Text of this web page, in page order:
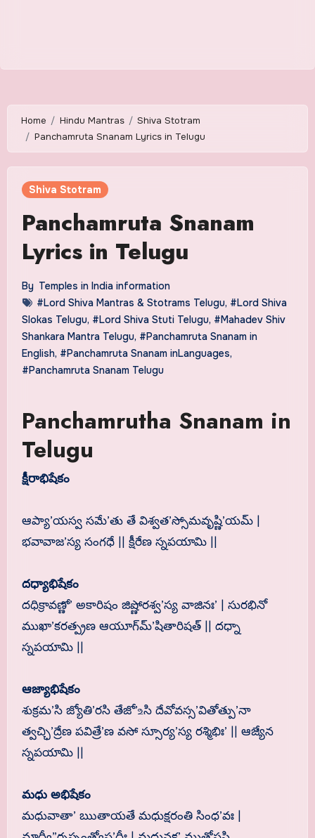
Home Hindu Mantras
Shiva Stotram
Panchamruta Snanam Lyrics in Telugu
Shiva Stotram
Panchamruta Snanam
Lyrics in Telugu
By Temples in India information
#Lord Shiva Mantras & Stotrams Telugu, #Lord Shiva
Slokas Telugu, #Lord Shiva Stuti Telugu, #Mahadev Shiv
Shankara Mantra Telugu, #Panchamruta Snanam in
English, #Panchamruta Snanam inLanguages,
#Panchamruta Snanam Telugu
Panchamrutha Snanam in
Telugu
క్షీరాభిషేకం
ఆప్యా’యస్వ సమే’తు తే విశ్వత’స్సోమవృష్ణి’యమ్ |
భవావాజ’స్య సంగధే || క్షీరేణ స్నపయామి ||
దధ్యాభిషేకం
దధిక్రావణ్ణో’ అకారిషం జిష్ణోరశ్వ’స్య వాజినః’ | సురభినో
ముఖా’కరత్ప్రణ ఆయూగ్‍మ్’షితారిషత్ || దధ్నా
స్నపయామి ||
ఆజ్యాభిషేకం
శుక్రమ’సి జ్యోతి’రసి తేజో’‌உసి దేవోవస్స’వితోత్పు’నా
త్వచ్ఛి’ద్రేణ పవిత్రే’ణ వసో స్సూర్య’స్య రశ్మిభిః’ || ఆజ్యేన
స్నపయామి ||
మధు అభిషేకం
మధువాతా’ ఋతాయతే మధుక్షరంతి సింధ’వః |